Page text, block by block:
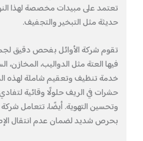
تعتمد على مبيدات مخصصة لهذا
حديثة مثل التبخير والتجفيف.
تقوم شركة الأوائل بفحص دقيق
فيها العتة مثل الدواليب، المخازن،
خدمة تنظيف وتعقيم شاملة لهذه
حشرات في الريف حلولًا وقائية
وتحسين التهوية. أيضًا، تتعامل
بحرص شديد لضمان عدم انتقال